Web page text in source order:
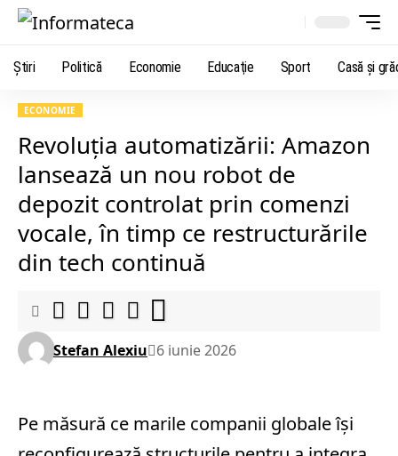
Știri Politică Economie Educaţie Sport Casă şi
ECONOMIE
Revoluția automatizării: Amazon
lansează un nou robot de
depozit controlat prin comenzi
vocale, în timp ce restructurările
din tech continuă
Stefan Alexiu 6 iunie 2026
Pe măsură ce marile companii globale își